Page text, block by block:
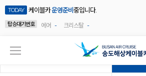
TODAY 케이블카운영준비 중입니다.
탑승대기번호
에어 - 크리스탈 -